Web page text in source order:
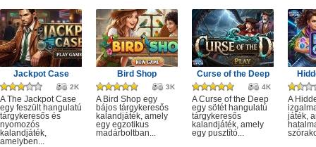
Jackpot Case
2K
A The Jackpot Case
egy feszült hangulatú
tárgykeresős és
nyomozós
kalandjáték,
amelyben...
Bird Shop
3K
A Bird Shop egy
bájos tárgykeresős
kalandjáték, amely
egy egzotikus
madárboltban...
Curse of the Deep
4K
A Curse of the Deep
egy sötét hangulatú
tárgykeresős
kalandjáték, amely
egy pusztító...
A
játék,